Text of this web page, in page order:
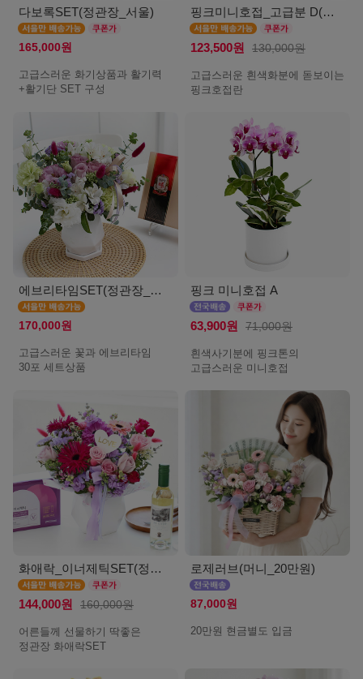
다보록SET(정관장_서울)
165,000원
고급스러운 화기상품과 활기력
+활기단 SET 구성
핑크미니호접_고급분 D(서울)
123,500원 130,000원
고급스러운 흰색화분에 돋보이는
핑크호접란
에브리타임SET(정관장_서울)
170,000원
고급스러운 꽃과 에브리타임
30포 세트상품
핑크 미니호접 A
63,900원 71,000원
흰색사기분에 핑크톤의
고급스러운 미니호접
화애락_이너제틱SET(정관장_서울)
144,000원 160,000원
어른들께 선물하기 딱좋은
정관장 화애락SET
로제러브(머니_20만원)
87,000원
20만원 현금별도 입금